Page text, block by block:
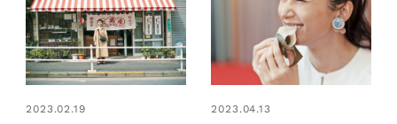
2023.02.19
2023.04.13